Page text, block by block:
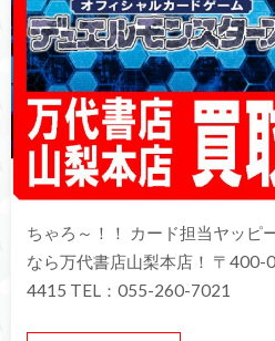
ちゃろ～！！ カード担当ヤッ
なら万代書店山梨本店！ 〒400-
4415 TEL：055-260-7021